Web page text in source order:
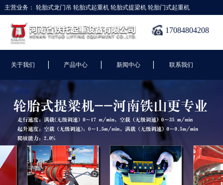
主营业务： 轮胎式龙门吊 轮胎式起重机轮胎式提梁机轮胎门式起重机
17084804208
关于我们 | 产品中心 | 新闻中心 | 联系我们